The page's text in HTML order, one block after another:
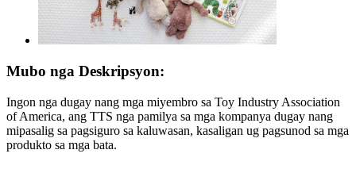
Mubo nga Deskripsyon:
Ingon nga dugay nang mga miyembro sa Toy Industry Association
of America, ang TTS nga pamilya sa mga kompanya dugay nang
mipasalig sa pagsiguro sa kaluwasan, kasaligan ug pagsunod sa mga
produkto sa mga bata.